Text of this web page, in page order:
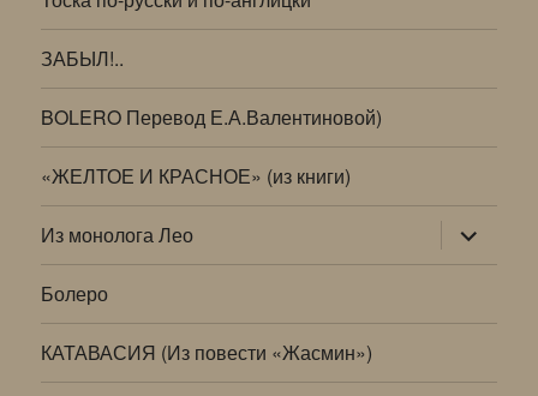
ЗАБЫЛ!..
BOLERO Перевод Е.А.Валентиновой)
«ЖЕЛТОЕ И КРАСНОЕ» (из книги)
Из монолога Лео раскрыть
дочернее
меню
Болеро
КАТАВАСИЯ (Из повести «Жасмин»)